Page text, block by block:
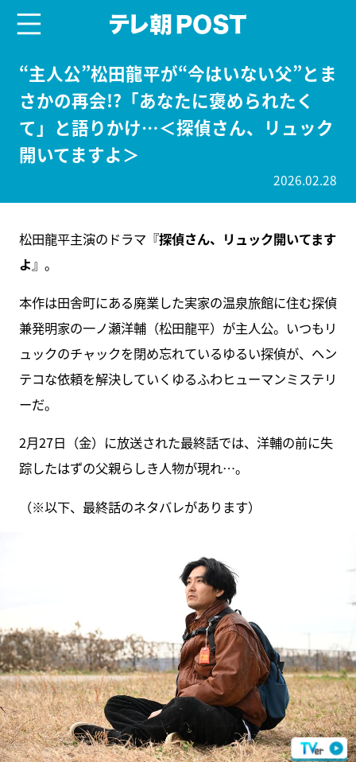
“主人公”松田龍平が“今はいない父”とま
さかの再会!?「あなたに褒められたく
て」と語りかけ…＜探偵さん、リュック
開いてますよ＞
2026.02.28
松田龍平主演のドラマ『探偵さん、リュック開いてます
よ 』。
本作は田舎町にある廃業した実家の温泉旅館に住む探偵
兼発明家の一ノ瀬洋輔（松田龍平）が主人公。いつもリ
ュックのチャックを閉め忘れているゆるい探偵が、ヘン
テコな依頼を解決していくゆるふわヒューマンミステリ
ーだ。
2月27日（金）に放送された最終話では、洋輔の前に失
踪したはずの父親らしき人物が現れ…。
（※以下、最終話のネタバレがあります）